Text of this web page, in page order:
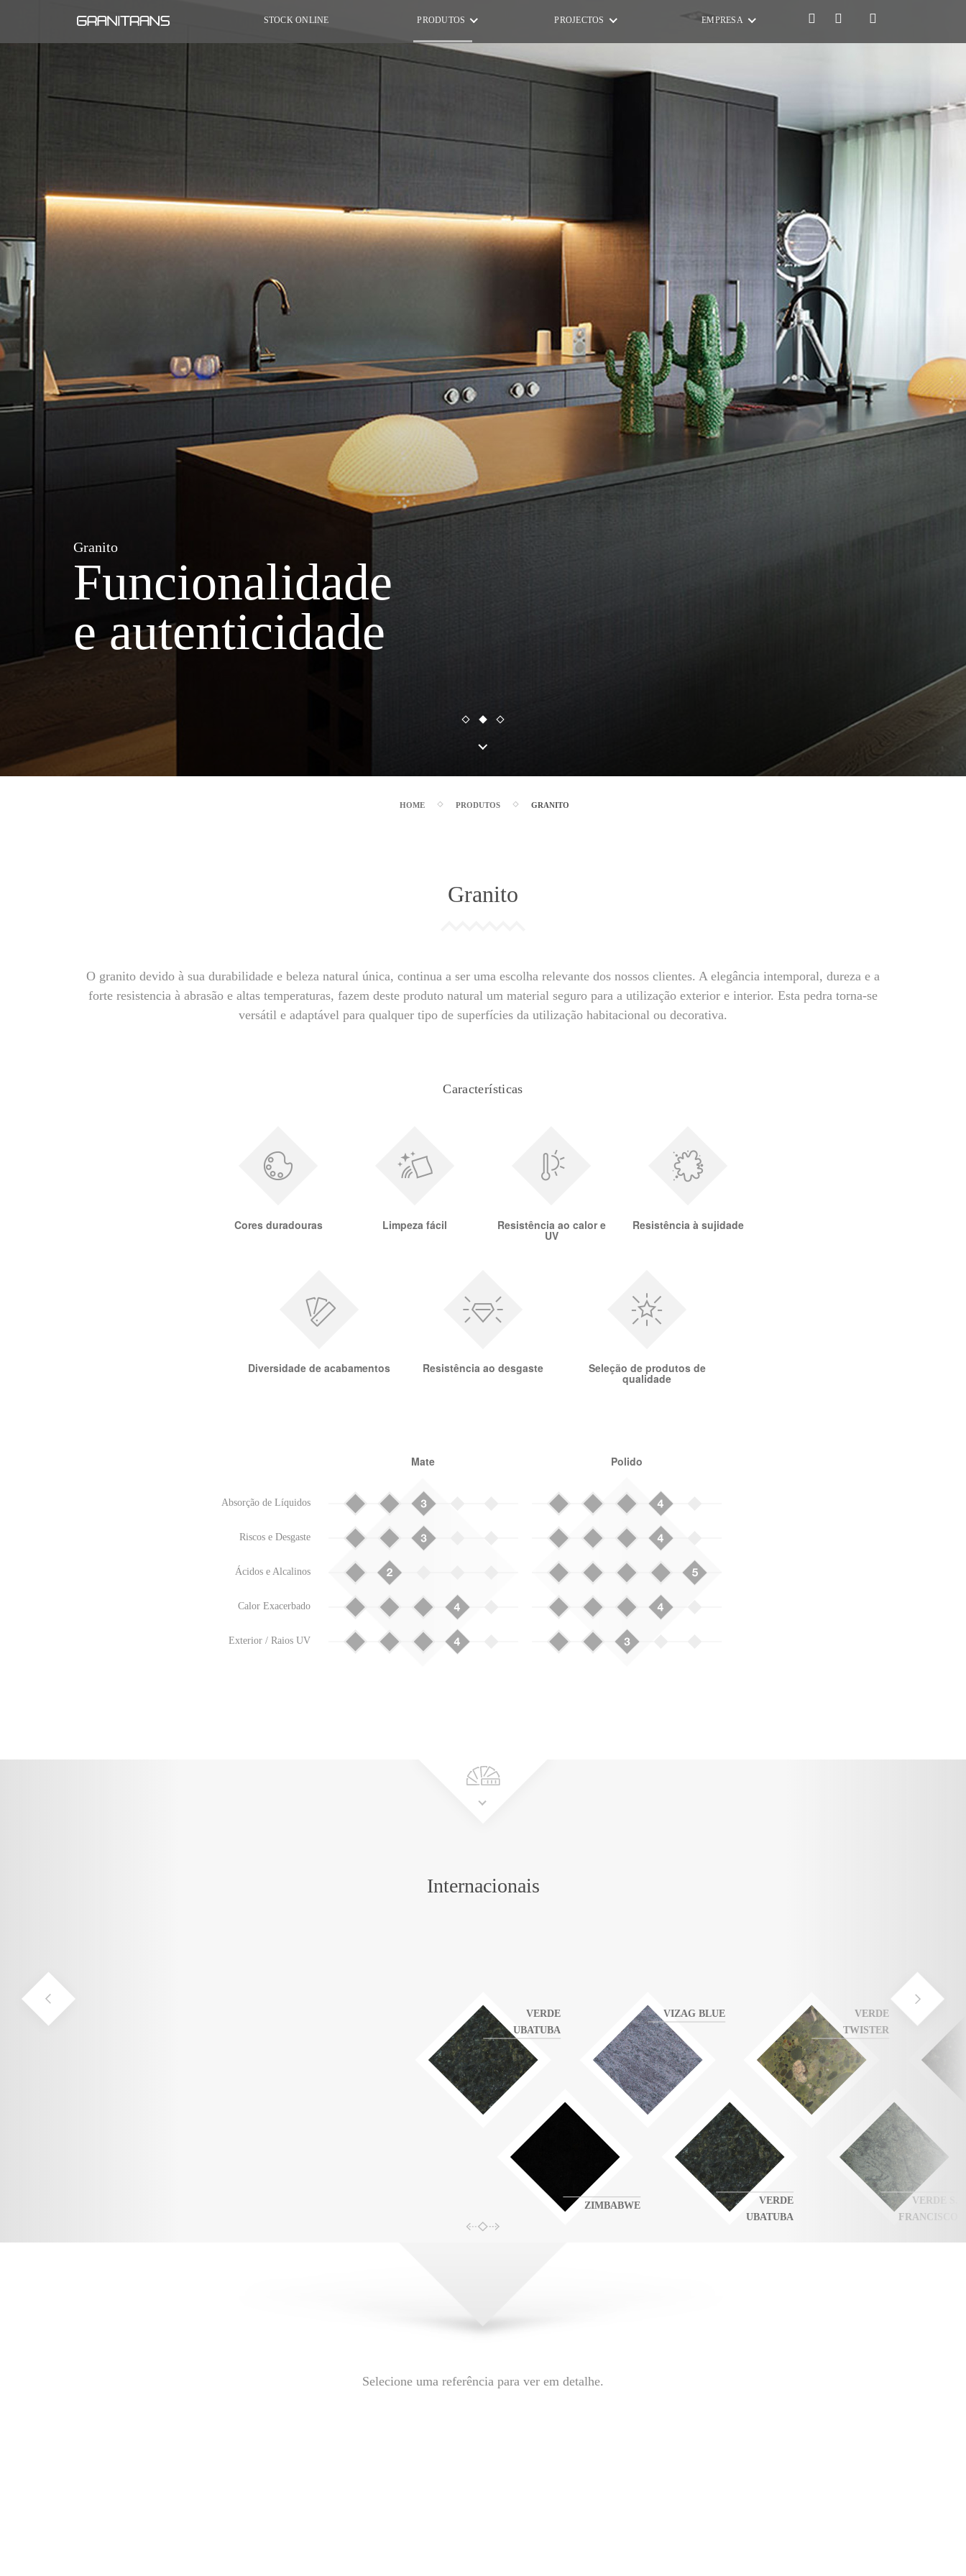
STOCK ONLINE PRODUTOS PROJECTOS EMPRESA
Granito
Funcionalidade
e autenticidade
HOME PRODUTOS GRANITO
Granito
O granito devido à sua durabilidade e beleza natural única, continua a ser uma escolha relevante dos nossos clientes. A elegância intemporal, dureza e a
forte resistencia à abrasão e altas temperaturas, fazem deste produto natural um material seguro para a utilização exterior e interior. Esta pedra torna-se
versátil e adaptável para qualquer tipo de superfícies da utilização habitacional ou decorativa.
Características
Cores duradouras Limpeza fácil Resistência ao calor e
UV
Resistência à sujidade
Diversidade de acabamentos Resistência ao desgaste Seleção de produtos de
qualidade
Absorção de Líquidos
Riscos e Desgaste
Ácidos e Alcalinos
Calor Exacerbado
Exterior / Raios UV
Mate Polido
Internacionais
VERDE
UBATUBA
ZIMBABWE
VIZAG BLUE
VERDE
UBATUBA
VERDE
TWISTER
VERDE S.
FRANCISCO
Selecione uma referência para ver em detalhe.